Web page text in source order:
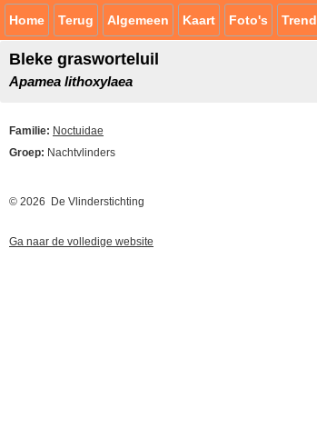
Home Terug Algemeen Kaart Foto's Trend
Bleke grasworteluil
Apamea lithoxylaea
Familie: Noctuidae
Groep: Nachtvlinders
© 2026 De Vlinderstichting
Ga naar de volledige website